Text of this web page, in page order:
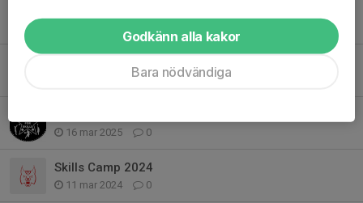
0
16 mar 2025 0
Skills Camp 2024
11 mar 2024 0
Godkänn alla kakor
Bara nödvändiga